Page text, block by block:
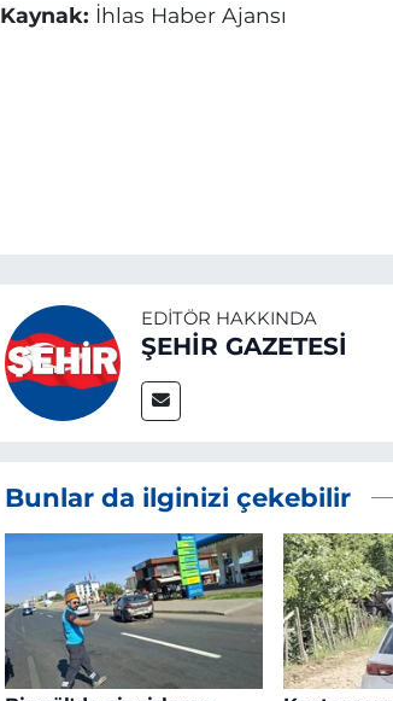
Kaynak: İhlas Haber Ajansı
EDITÖR HAKKINDA
ŞEHİR GAZETESİ
Bunlar da ilginizi çekebilir